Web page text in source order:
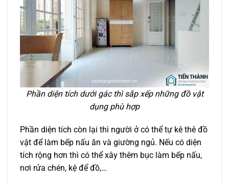
Phần diện tích dưới gác thì sắp xếp những đồ vật
dụng phù hợp
Phần diện tích còn lại thì người ở có thể tự kê thê đồ
vật để làm bếp nấu ăn và giường ngủ. Nếu có diện
tích rộng hơn thì có thể xây thêm bục làm bếp nấu,
nơi rửa chén, kệ để đồ,…